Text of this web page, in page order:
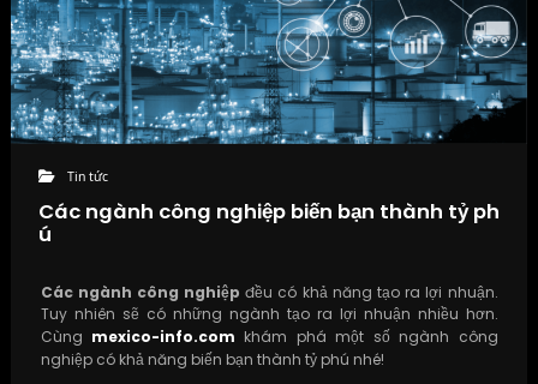
Tin tức
Các ngành công nghiệp biến bạn thành tỷ ph
ú
Các ngành công nghiệp đều có khả năng tạo ra lợi nhuận.
Tuy nhiên sẽ có những ngành tạo ra lợi nhuận nhiều hơn.
Cùng mexico-info.com khám phá một số ngành công
nghiệp có khả năng biến bạn thành tỷ phú nhé!